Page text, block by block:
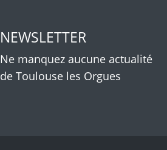
NEWSLETTER
Ne manquez aucune actualité
de Toulouse les Orgues